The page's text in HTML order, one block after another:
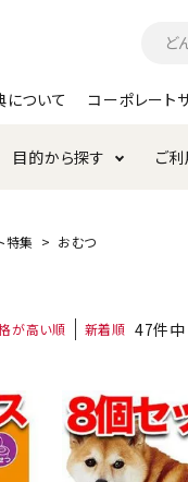
ついて コーポレート
替え・交
目的から探す ご
特集 おむつ
が高い順 新着順 47件中